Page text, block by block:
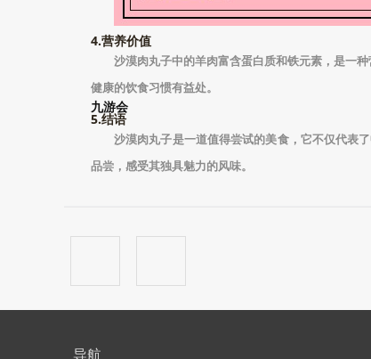
4.营养价值
沙漠肉丸子中的羊肉富含蛋白质和铁元素，是一
健康的饮食习惯有益处。
九游会
5.结语
沙漠肉丸子是一道值得尝试的美食，它不仅代表
品尝，感受其独具魅力的风味。
导航